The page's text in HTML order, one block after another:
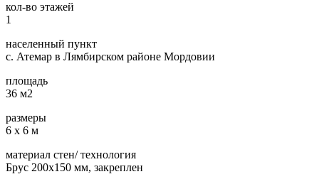
кол-во этажей
1
населенный пункт
с. Атемар в Лямбирском районе Мордовии
площадь
36 м2
размеры
6 х 6 м
материал стен/ технология
Брус 200х150 мм, закреплен